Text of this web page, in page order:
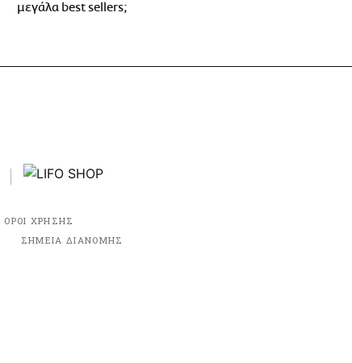
μεγάλα best sellers;
ΟΡΟΙ ΧΡΗΣΗΣ
ΣΗΜΕΙΑ ΔΙΑΝΟΜΗΣ